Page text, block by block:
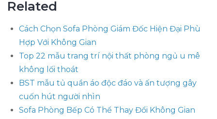
Related
Cách Chọn Sofa Phòng Giám Đốc Hiện Đại Phù
Hợp Với Không Gian
Top 22 mẫu trang trí nội thất phòng ngủ u mê
không lối thoát
BST mẫu tủ quần áo độc đáo và ấn tượng gây
cuốn hút người nhìn
Sofa Phòng Bếp Có Thể Thay Đổi Không Gian